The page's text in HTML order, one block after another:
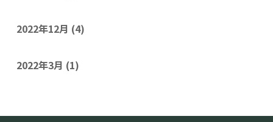
2022年12月 (4)
2022年3月 (1)